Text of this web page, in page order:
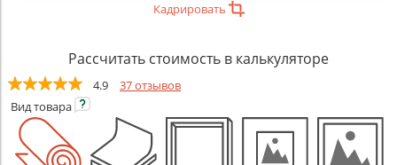
Кадрировать
Рассчитать стоимость в калькуляторе
4.9
37 отзывов
Видтовара